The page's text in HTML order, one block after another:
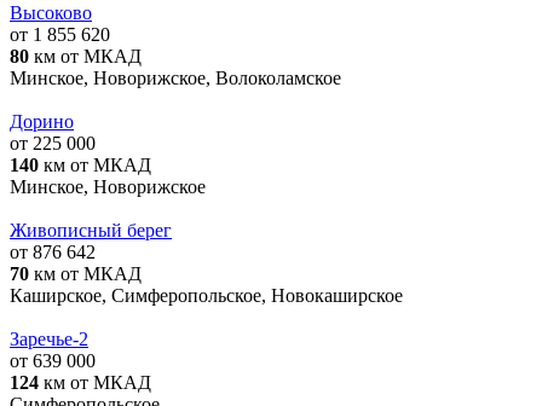
Высоково
от 1 855 620
80 км от МКАД
Минское, Новорижское, Волоколамское
Дорино
от 225 000
140 км от МКАД
Минское, Новорижское
Живописный берег
от 876 642
70 км от МКАД
Каширское, Симферопольское, Новокаширское
Заречье-2
от 639 000
124 км от МКАД